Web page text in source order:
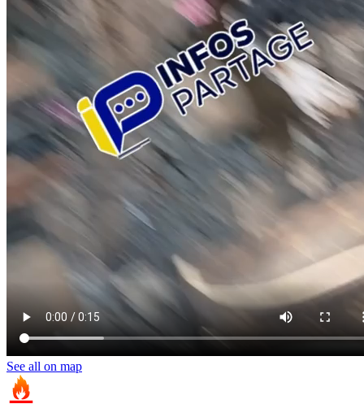
See all on map